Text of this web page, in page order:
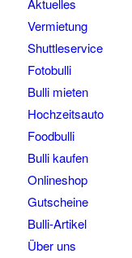
Aktuelles
Vermietung
Shuttleservice
Fotobulli
Bulli mieten
Hochzeitsauto
Foodbulli
Bulli kaufen
Onlineshop
Gutscheine
Bulli-Artikel
Über uns